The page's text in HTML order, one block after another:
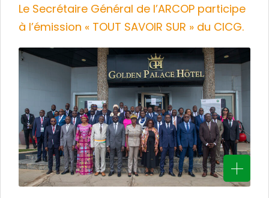
Le Secrétaire Général de l’ARCOP participe
à l’émission « TOUT SAVOIR SUR » du CICG.